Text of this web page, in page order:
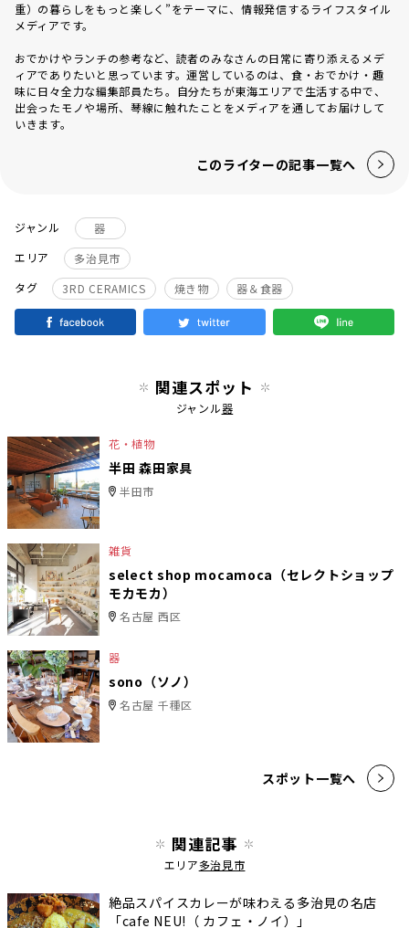
重）の暮らしをもっと楽しく”をテーマに、情報発信するライフスタイル
メディアです。
おでかけやランチの参考など、読者のみなさんの日常に寄り添えるメデ
ィアでありたいと思っています。運営しているのは、食・おでかけ・趣
味に日々全力な編集部員たち。自分たちが東海エリアで生活する中で、
出会ったモノや場所、琴線に触れたことをメディアを通してお届けして
いきます。
このライターの記事一覧へ
ジャンル
器
エリア
多治見市
タグ
3RD CERAMICS 焼き物 器＆食器
関連スポット
ジャンル器
花・植物
半田 森田家具
半田市
雑貨
select shop mocamoca（セレクトショップ
モカモカ）
名古屋 西区
器
sono（ソノ）
名古屋 千種区
スポット一覧へ
関連記事
エリア多治見市
絶品スパイスカレーが味わえる多治見の名店
「cafe NEU!（ カフェ・ノイ）」